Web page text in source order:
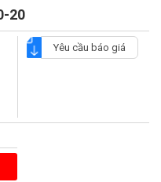
20
Yêu cầu báo giá